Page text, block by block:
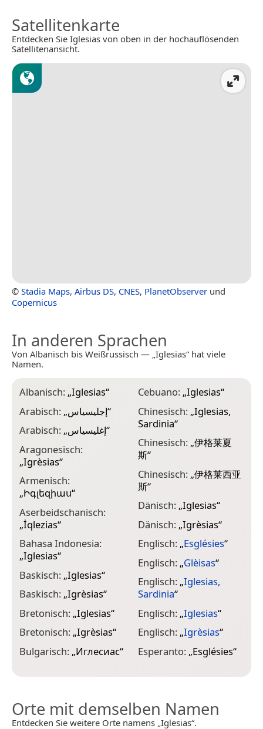
Satellitenkarte
Entdecken Sie Iglesias von oben in der hochauflösenden
Satellitenansicht.
© Stadia Maps, Airbus DS, CNES, PlanetObserver und
Copernicus
In anderen Sprachen
Von Albanisch bis Weißrussisch — „Iglesias“ hat viele
Namen.
Albanisch: „Iglesias“
Arabisch: „إجليسياس“
Arabisch: „إغليسياس“
Aragonesisch:
„Igrèsias“
Armenisch:
„Իգլեզիաս“
Aserbeidschanisch:
„İqlezias“
Bahasa Indonesia:
„Iglesias“
Baskisch: „Iglesias“
Baskisch: „Igrèsias“
Bretonisch: „Iglesias“
Bretonisch: „Igrèsias“
Bulgarisch: „Иглесиас“
Cebuano: „Iglesias“
Chinesisch: „Iglesias,
Sardinia“
Chinesisch: „伊格莱夏
斯“
Chinesisch: „伊格莱西亚
斯“
Dänisch: „Iglesias“
Dänisch: „Igrèsias“
Englisch: „Esglésies“
Englisch: „Glèisas“
Englisch: „Iglesias,
Sardinia“
Englisch: „Iglesias“
Englisch: „Igrèsias“
Esperanto: „Esglésies“
Orte mit demselben Namen
Entdecken Sie weitere Orte namens „Iglesias“.